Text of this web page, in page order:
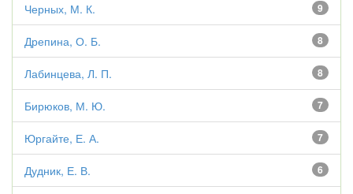
9
Черных, М. К.
8
Дрепина, О. Б.
8
Лабинцева, Л. П.
7
Бирюков, М. Ю.
7
Юргайте, Е. А.
6
Дудник, Е. В.